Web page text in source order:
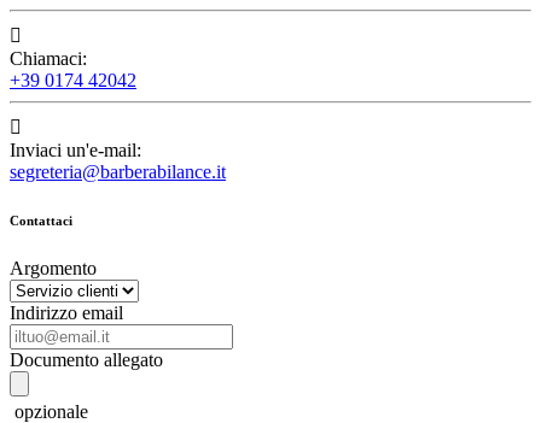

Chiamaci:
+39 0174 42042

Inviaci un'e-mail:
segreteria@barberabilance.it
Contattaci
Argomento
Indirizzo email
Documento allegato
opzionale